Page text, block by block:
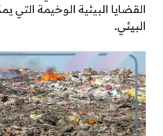
القضايا البيئية الوخيمة التي
البيئي.